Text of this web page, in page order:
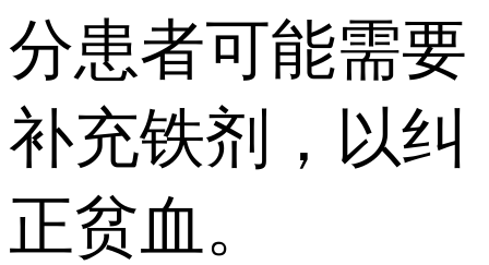
分患者可能需要
补充铁剂，以纠
正贫血。